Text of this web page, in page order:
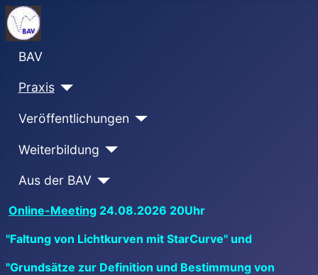
BAV
Praxis
Veröffentlichungen
Weiterbildung
Aus der BAV
Online-Meeting 24.08.2026 20Uhr
"Faltung von Lichtkurven mit StarCurve" und
"Grundsätze zur Definition und Bestimmung von